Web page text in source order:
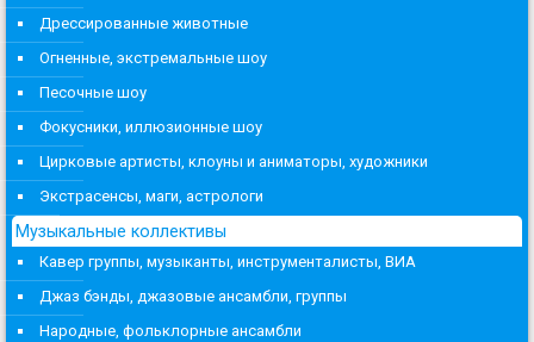
Дрессированные животные
Огненные, экстремальные шоу
Песочные шоу
Фокусники, иллюзионные шоу
Цирковые артисты, клоуны и аниматоры, художники
Экстрасенсы, маги, астрологи
Музыкальные коллективы
Кавер группы, музыканты, инструменталисты, ВИА
Джаз бэнды, джазовые ансамбли, группы
Народные, фольклорные ансамбли